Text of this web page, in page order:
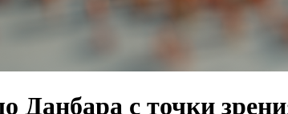
Данбара с точки